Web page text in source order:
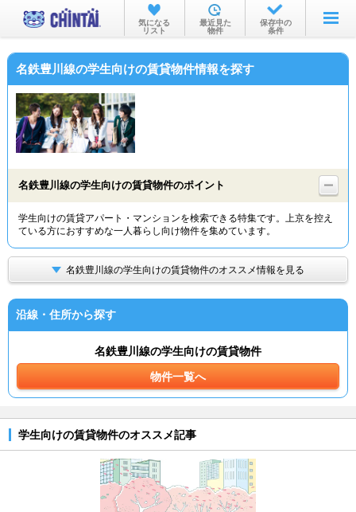
お部屋を探す
沿線・駅から
物件特集から
TOP
気になる
リスト
最近見た
物件
保存中の
条件
名鉄豊川線の学生向けの賃貸物件情報を探す
名鉄豊川線の学生向けの賃貸物件のポイント
学生向けの賃貸アパート・マンションを検索できる特集です。上京を控え
ている方におすすめな一人暮らし向け物件を集めています。
名鉄豊川線の学生向けの賃貸物件のオススメ情報を見る
沿線・住所から探す
名鉄豊川線の学生向けの賃貸物件
物件一覧へ
学生向けの賃貸物件のオススメ記事